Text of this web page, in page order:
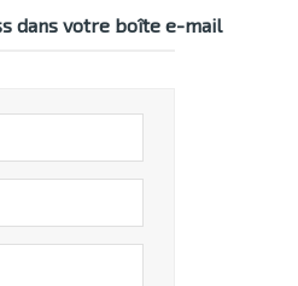
dans votre boîte e-mail